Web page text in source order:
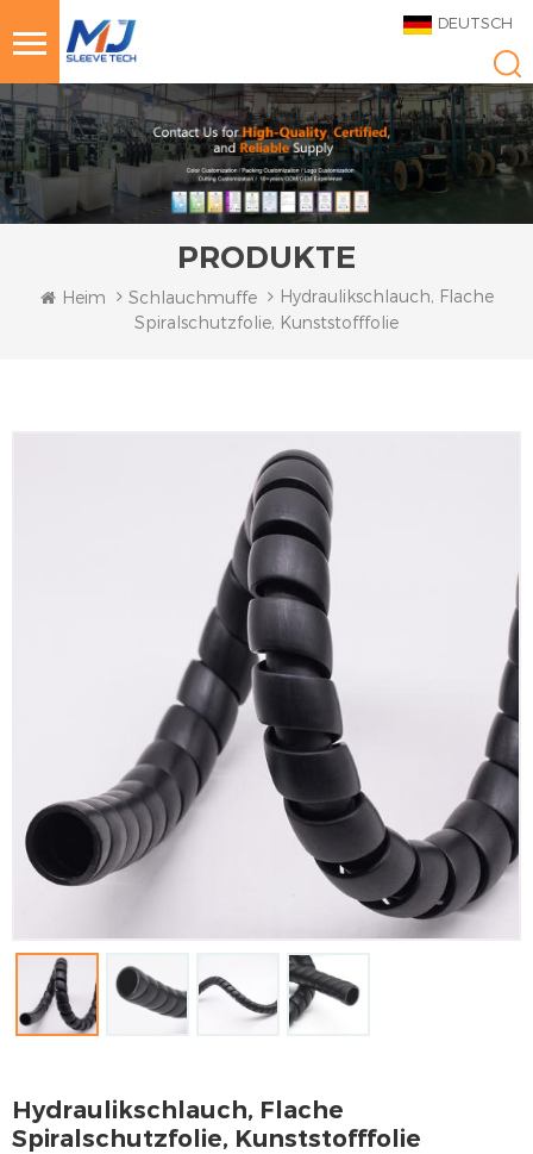
DEUTSCH
PRODUKTE
Heim Schlauchmuffe
Hydraulikschlauch, Flache
Spiralschutzfolie, Kunststofffolie
Hydraulikschlauch, Flache
Spiralschutzfolie, Kunststofffolie